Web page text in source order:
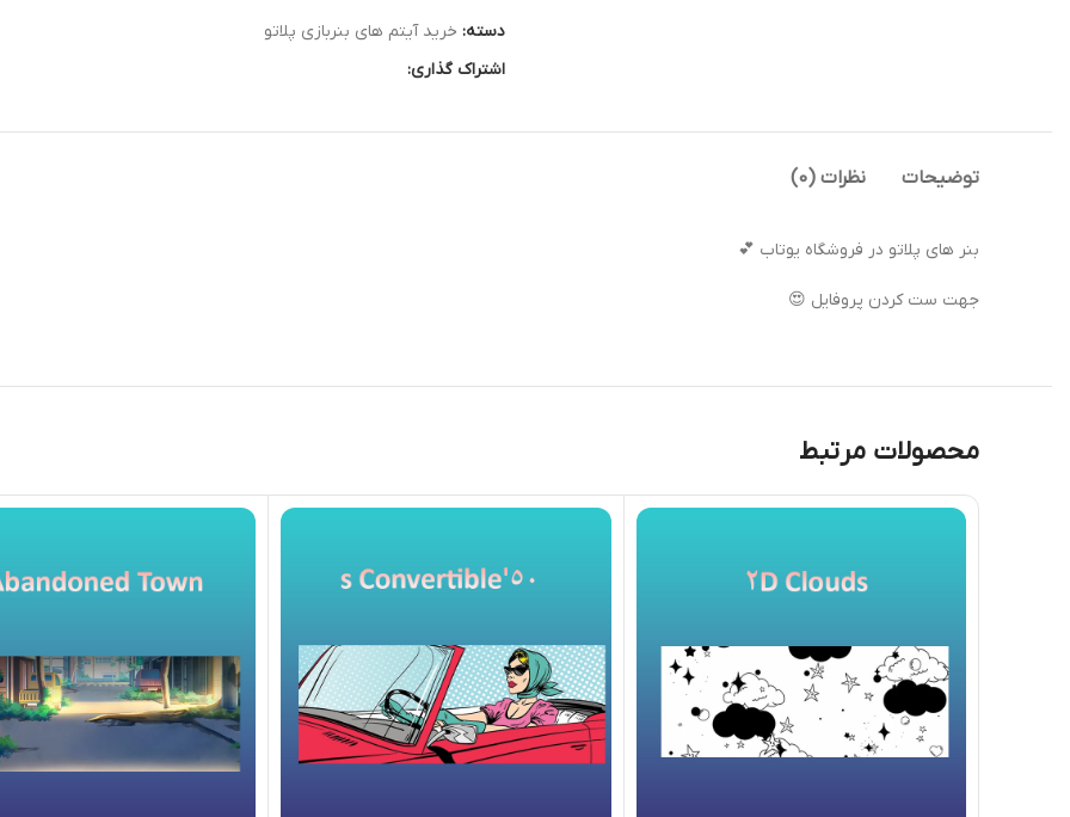
دسته: خرید آیتم های بنربازی پلاتو
اشتراک گذاری:
توضیحات نظرات (0)
بنر های پلاتو در فروشگاه یوتاب 💕
جهت ست کردن پروفایل 😍
محصولات مرتبط